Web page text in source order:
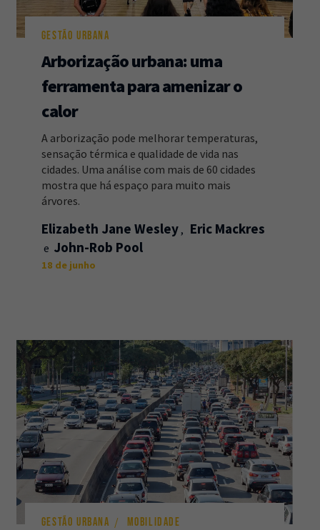
GESTÃO URBANA
Arborização urbana: uma
ferramenta para amenizar o
calor
A arborização pode melhorar temperaturas,
sensação térmica e qualidade de vida nas
cidades. Uma análise com mais de 60 cidades
mostra que há espaço para muito mais
árvores.
Elizabeth Jane Wesley
Eric Mackres
John-Rob Pool
18 de junho
GESTÃO URBANA MOBILIDADE